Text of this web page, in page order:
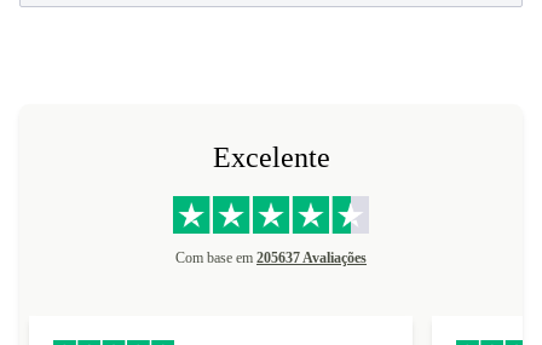
Excelente
Com base em 205637 Avaliações